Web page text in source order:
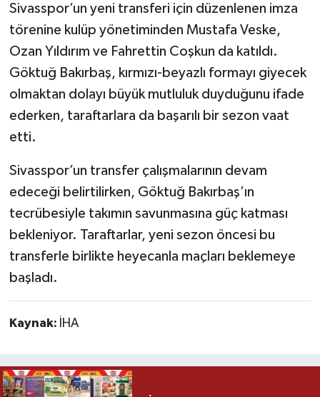
Sivasspor’un yeni transferi için düzenlenen imza
törenine kulüp yönetiminden Mustafa Veske,
Ozan Yıldırım ve Fahrettin Coşkun da katıldı.
Göktuğ Bakırbaş, kırmızı-beyazlı formayı giyecek
olmaktan dolayı büyük mutluluk duyduğunu ifade
ederken, taraftarlara da başarılı bir sezon vaat
etti.
Sivasspor’un transfer çalışmalarının devam
edeceği belirtilirken, Göktuğ Bakırbaş’ın
tecrübesiyle takımın savunmasına güç katması
bekleniyor. Taraftarlar, yeni sezon öncesi bu
transferle birlikte heyecanla maçları beklemeye
başladı.
Kaynak: İHA